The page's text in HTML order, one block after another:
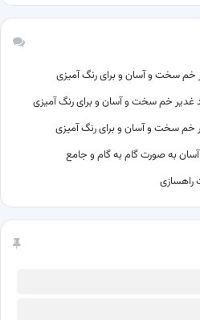
به صورت گام به گام و جامع
راهسازی